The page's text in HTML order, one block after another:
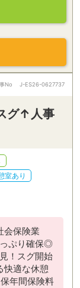
No J-ES26-0627737
グ↑人事
室あり
会保険業
ぷり確保◎
！スグ開始
適な休憩
年間保険料